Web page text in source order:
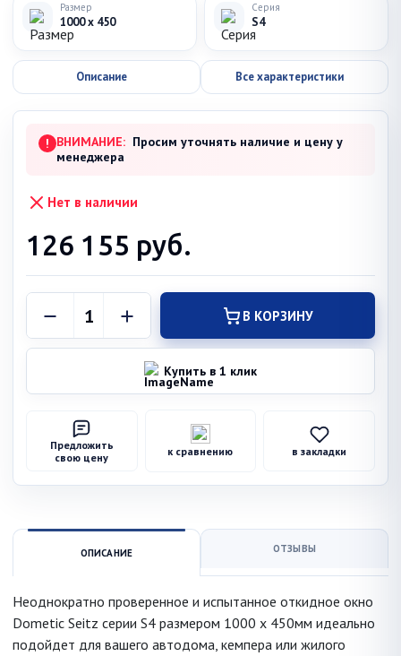
Размер
1000 x 450
Серия
S4
Описание Все характеристики
! ВНИМАНИЕ: Просим уточнять наличие и цену у
менеджера
Нет в наличии
126 155 руб.
В КОРЗИНУ
Купить в 1 клик
Предложить
свою цену
к сравнению в закладки
ОПИСАНИЕ ОТЗЫВЫ
Неоднократно проверенное и испытанное откидное окно
Dometic Seitz серии S4 размером 1000 x 450мм идеально
подойдет для вашего автодома, кемпера или жилого